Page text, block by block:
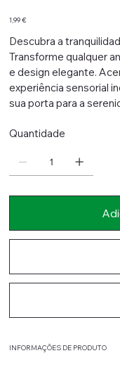
Preço
1,99 €
Descubra a
Transforme qualquer
e design elegante.
experiência sensorial
sua porta para a
Quantidade
INFORMAÇÕES DE PRODUTO